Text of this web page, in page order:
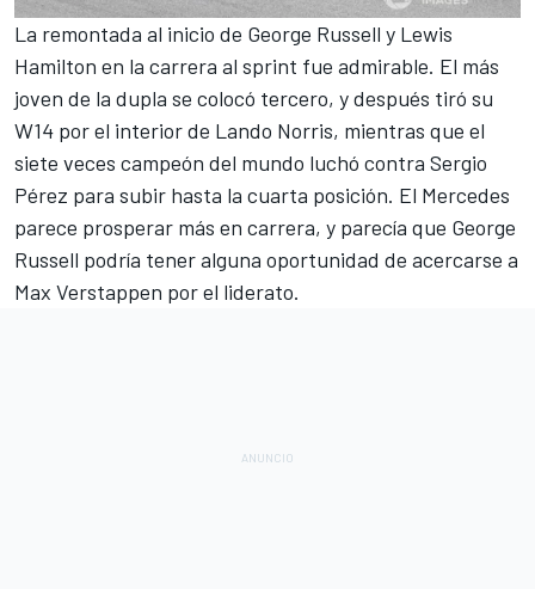
La remontada al inicio de George Russell y Lewis
Hamilton en la carrera al sprint fue admirable. El más
joven de la dupla se colocó tercero, y después tiró su
W14 por el interior de Lando Norris, mientras que el
siete veces campeón del mundo luchó contra Sergio
Pérez para subir hasta la cuarta posición. El Mercedes
parece prosperar más en carrera, y parecía que George
Russell podría tener alguna oportunidad de acercarse a
Max Verstappen por el liderato.